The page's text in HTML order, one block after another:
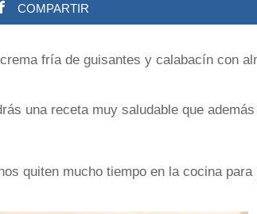
COMPARTIR
fría de guisantes y calabacín con
una receta muy saludable que
quiten mucho tiempo en la cocina